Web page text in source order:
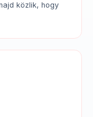
közlik, hogy